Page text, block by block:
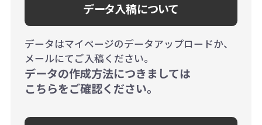
データ入稿について
データはマイページのデータアップロードか、
メールにてご入稿ください。
データの作成方法につきましては
こちらをご確認ください。